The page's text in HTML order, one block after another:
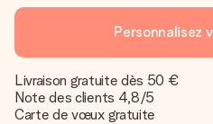
Personnalisez
Livraison gratuite dès 50 €
Note des clients 4,8/5
Carte de vœux gratuite